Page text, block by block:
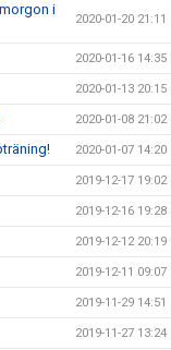
i
2020-01-20 21:11
2020-01-16 14:35
2020-01-13 20:15
2020-01-08 21:02
2020-01-07 14:20
2019-12-17 19:02
2019-12-16 19:28
2019-12-12 20:19
2019-12-11 09:07
2019-11-29 14:51
2019-11-27 13:24